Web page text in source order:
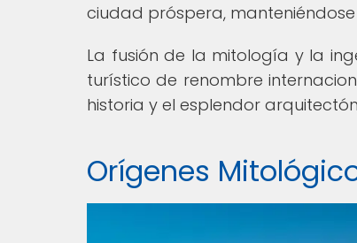
ciudad próspera,
La fusión de la mitología y la
turístico de renombre
historia y el esplendor
Orígenes